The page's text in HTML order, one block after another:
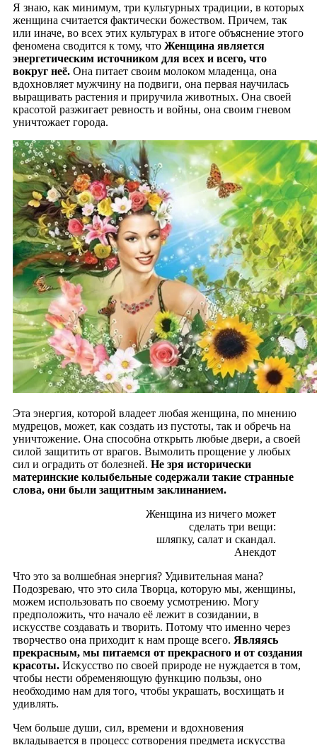
Я знаю, как минимум, три культурных традиции, в которых
женщина считается фактически божеством. Причем, так
или иначе, во всех этих культурах в итоге объяснение этого
феномена сводится к тому, что Женщина является
энергетическим источником для всех и всего, что
вокруг неё.Она питает своим молоком младенца, она
вдохновляет мужчину на подвиги, она первая научилась
выращивать растения и приручила животных. Она своей
красотой разжигает ревность и войны, она своим гневом
уничтожает города.
Эта энергия, которой владеет любая женщина, по мнению
мудрецов, может, как создать из пустоты, так и обречь на
уничтожение. Она способна открыть любые двери, а своей
силой защитить от врагов. Вымолить прощение у любых
сил и оградить от болезней. Не зря исторически
материнские колыбельные содержали такие странные
слова, они были защитным заклинанием.
Женщина из ничего может
сделать три вещи:
шляпку, салат и скандал.
Анекдот
Что это за волшебная энергия? Удивительная мана?
Подозреваю, что это сила Творца, которую мы, женщины,
можем использовать по своему усмотрению. Могу
предположить, что начало её лежит в созидании, в
искусстве создавать и творить. Потому что именно через
творчество она приходит к нам проще всего. Являясь
прекрасным, мы питаемся от прекрасного и от создания
красоты.Искусство по своей природе не нуждается в том,
чтобы нести обременяющую функцию пользы, оно
необходимо нам для того, чтобы украшать, восхищать и
удивлять.
Чем больше души, сил, времени и вдохновения
вкладывается в процесс сотворения предмета искусства